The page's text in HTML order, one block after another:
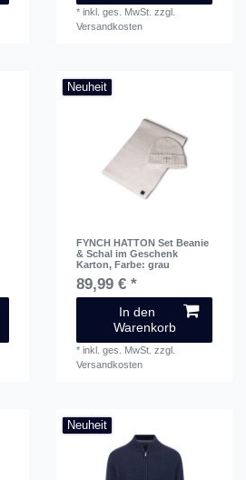
*inkl. ges. MwSt. zzgl.
Versandkosten
Neuheit
FYNCH HATTON Set Beanie
& Schal im Geschenk
Karton, Farbe: grau
89,99 € *
In den
Warenkorb
*inkl. ges. MwSt. zzgl.
Versandkosten
Neuheit